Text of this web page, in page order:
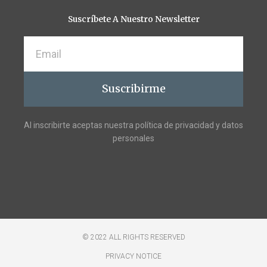
f
Suscríbete A Nuestro Newsletter
Suscribirme
Al inscribirte aceptas nuestra política de privacidad y datos
personales
© 2022 ALL RIGHTS RESERVED​
PRIVACY NOTICE